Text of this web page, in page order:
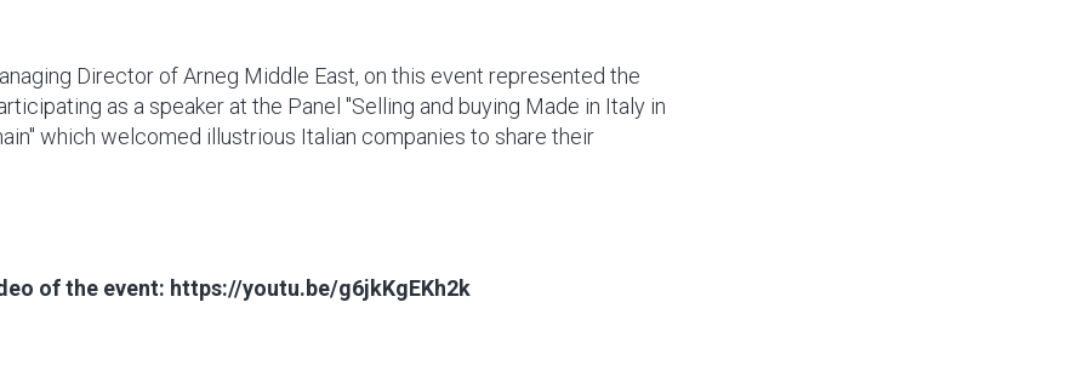
Director of Arneg Middle East, on this event represented the
as a speaker at the Panel "Selling and buying Made in Italy in
which welcomed illustrious Italian companies to share their
of the event: https://youtu.be/g6jkKgEKh2k